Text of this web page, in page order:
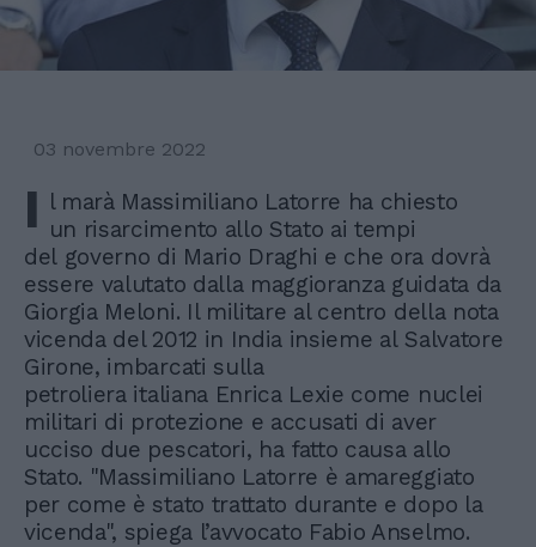
03 novembre 2022
I l marà Massimiliano Latorre ha chiesto
un risarcimento allo Stato ai tempi
del governo di Mario Draghi e che ora dovrà
essere valutato dalla maggioranza guidata da
Giorgia Meloni. Il militare al centro della nota
vicenda del 2012 in India insieme al Salvatore
Girone, imbarcati sulla
petroliera italiana Enrica Lexie come nuclei
militari di protezione e accusati di aver
ucciso due pescatori, ha fatto causa allo
Stato. "Massimiliano Latorre è amareggiato
per come è stato trattato durante e dopo la
vicenda", spiega l’avvocato Fabio Anselmo.